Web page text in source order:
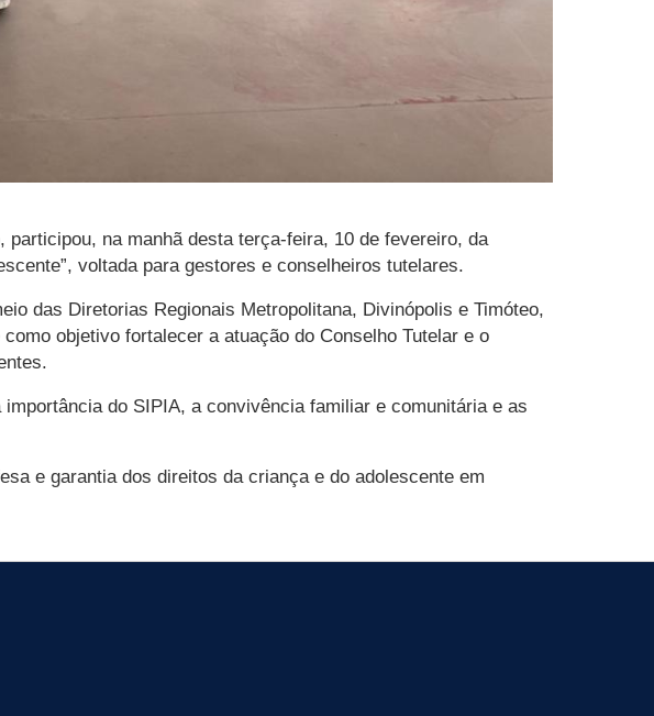
na manhã desta terça-feira, 10 de fevereiro, da
voltada para gestores e conselheiros tutelares.
das Diretorias Regionais Metropolitana, Divinópolis e Timóteo,
objetivo fortalecer a atuação do Conselho Tutelar e o
do SIPIA, a convivência familiar e comunitária e as
e garantia dos direitos da criança e do adolescente em